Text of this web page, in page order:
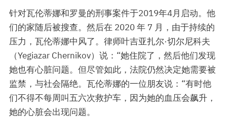
针对瓦伦蒂娜和罗曼的刑事案件于2019年4月启动。他
们的家随后被搜查。然后在 2020 年 7 月，由于持续的
压力，瓦伦蒂娜中风了。律师叶吉亚扎尔·切尔尼科夫
（Yegiazar Chernikov）说：“她住院了，然后他们发现
她也有心脏问题。但尽管如此，法院仍然决定她需要被
监禁，与社会隔绝。瓦伦蒂娜的一位朋友说：“有时他
们不得不每周叫五六次救护车，因为她的血压会飙升，
她的心脏会出现问题。